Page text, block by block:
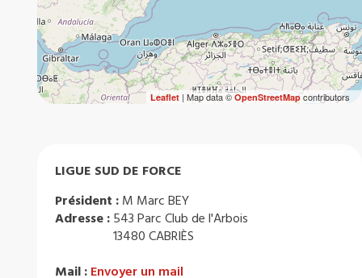
Leaflet| Map data ©OpenStreetMapcontributors
LIGUE SUD DE FORCE
Président : M Marc BEY
Adresse : 543 Parc Club de l'Arbois
13480 CABRIÈS
Mail : Envoyer un mail